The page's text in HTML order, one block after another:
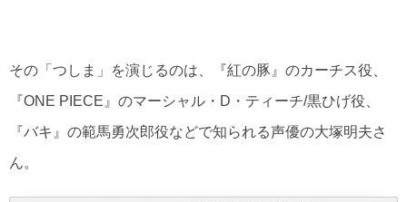
その「つしま」を演じるのは、『紅の豚』のカーチス役、
『ONE PIECE』のマーシャル・D・ティーチ/黒ひげ役、
『バキ』の範馬勇次郎役などで知られる声優の大塚明夫さ
ん。